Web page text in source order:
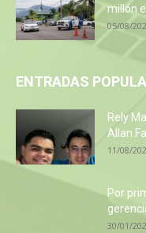
millón
05/08/
ENTRADAS
Rely
Allan
11/08/
Por
30/01/